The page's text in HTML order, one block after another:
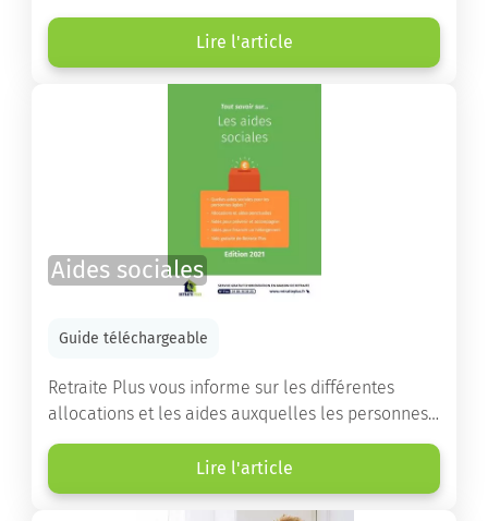
Vous y trouverez un panorama des différents types
d’établissements ainsi que des conseils pratiques
destinés à orienter les familles et à leur faciliter
Lire l'article
Aides sociales
Guide téléchargeable
Retraite Plus vous informe sur les différentes
allocations et les aides auxquelles les personnes
âgées ont droit pour financer un séjour en maison
de retraite ou un maintien à domicile.
Lire l'article